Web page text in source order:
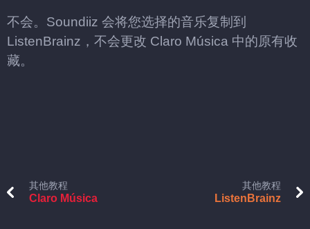
不会。Soundiiz 会将您选择的音乐复制到
ListenBrainz，不会更改 Claro Música 中的原有收
藏。
其他教程
Claro Música
其他教程
ListenBrainz